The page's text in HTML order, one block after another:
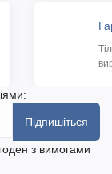
Підпишіться
з вимогами